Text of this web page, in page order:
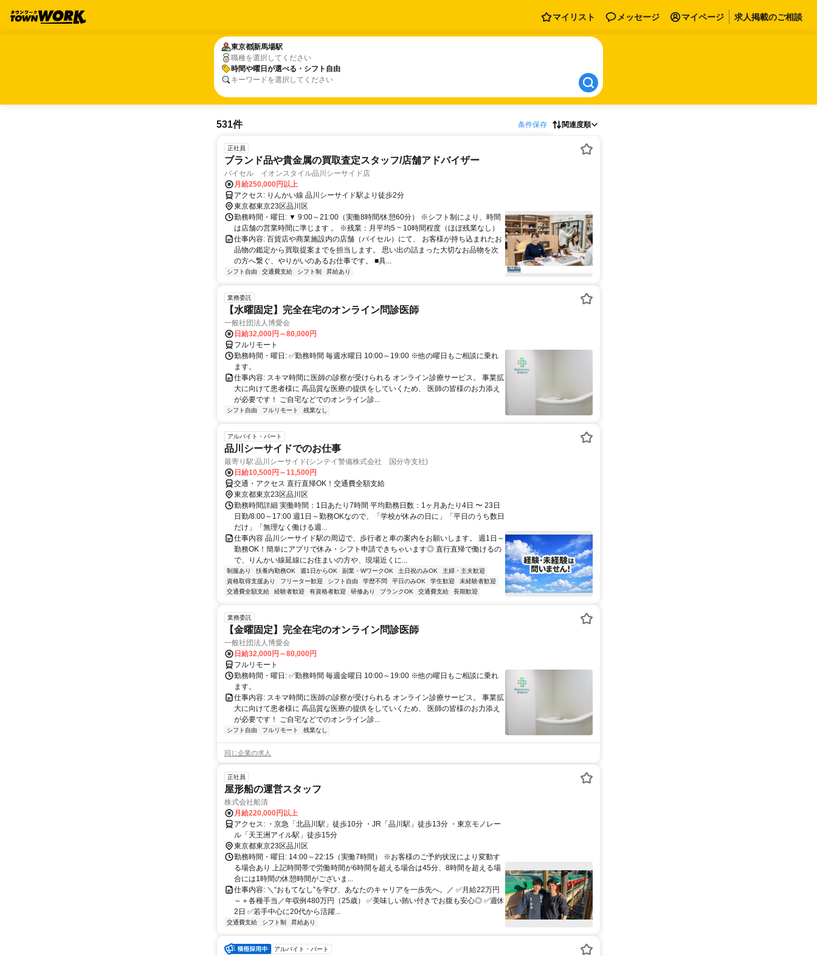
マイリスト メッセージ マイページ 求人掲載のご相談
東京都新馬場駅
職種を選択してください
時間や曜日が選べる・シフト自由
キーワードを選択してください
東京都新馬場駅
時間や曜日が選べる・シフト自由
531件 条件保存 関連度順
正社員
ブランド品や貴金属の買取査定スタッフ/店舗アドバイザー
バイセル イオンスタイル品川シーサイド店
月給250,000円以上
アクセス: りんかい線 品川シーサイド駅より徒歩2分
東京都東京23区品川区
勤務時間・曜日: ▼ 9:00～21:00（実働8時間/休憩60分） ※シフト制により、時間
は店舗の営業時間に準じます 。 ※残業：月平均5 ~ 10時間程度（ほぼ残業なし）
仕事内容: 百貨店や商業施設内の店舗（バイセル）にて、 お客様が持ち込まれたお
品物の鑑定から買取提案までを担当します。 思い出の詰まった大切なお品物を次
の方へ繋ぐ、やりがいのあるお仕事です。 ■具...
シフト自由 交通費支給 シフト制 昇給あり
業務委託
【水曜固定】完全在宅のオンライン問診医師
一般社団法人博愛会
日給32,000円～80,000円
フルリモート
勤務時間・曜日: ✅勤務時間 毎週水曜日 10:00～19:00 ※他の曜日もご相談に乗れ
ます。
仕事内容: スキマ時間に医師の診察が受けられる オンライン診療サービス。 事業拡
大に向けて患者様に 高品質な医療の提供をしていくため、 医師の皆様のお力添え
が必要です！ ご自宅などでのオンライン診...
シフト自由 フルリモート 残業なし
アルバイト・パート
品川シーサイドでのお仕事
最寄り駅:品川シーサイド(シンテイ警備株式会社 国分寺支社)
日給10,500円～11,500円
交通・アクセス 直行直帰OK！交通費全額支給
東京都東京23区品川区
勤務時間詳細 実働時間：1日あたり7時間 平均勤務日数：1ヶ月あたり4日 〜 23日
日勤/8:00～17:00 週1日～勤務OKなので、「学校が休みの日に」「平日のうち数日
だけ」「無理なく働ける週...
仕事内容 品川シーサイド駅の周辺で、歩行者と車の案内をお願いします。 週1日～
勤務OK！簡単にアプリで休み・シフト申請できちゃいます◎ 直行直帰で働けるの
で、りんかい線延線にお住まいの方や、現場近くに...
制服あり 扶養内勤務OK 週1日からOK 副業・WワークOK 土日祝のみOK
主婦・主夫歓迎
資格取得支援あり
フリーター歓迎 シフト自由 学歴不問 平日のみOK 学生歓迎
未経験者歓迎
交通費全額支給
経験者歓迎 有資格者歓迎 研修あり ブランクOK 交通費支給 長期歓迎
業務委託
【金曜固定】完全在宅のオンライン問診医師
一般社団法人博愛会
日給32,000円～80,000円
フルリモート
勤務時間・曜日: ✅勤務時間 毎週金曜日 10:00～19:00 ※他の曜日もご相談に乗れ
ます。
仕事内容: スキマ時間に医師の診察が受けられる オンライン診療サービス。 事業拡
大に向けて患者様に 高品質な医療の提供をしていくため、 医師の皆様のお力添え
が必要です！ ご自宅などでのオンライン診...
シフト自由 フルリモート 残業なし
同じ企業の求人
正社員
屋形船の運営スタッフ
株式会社船清
月給220,000円以上
アクセス: ・京急「北品川駅」徒歩10分 ・JR「品川駅」徒歩13分 ・東京モノレー
ル「天王洲アイル駅」徒歩15分
東京都東京23区品川区
勤務時間・曜日: 14:00～22:15（実働7時間） ※お客様のご予約状況により変動す
る場合あり 上記時間帯で労働時間が6時間を超える場合は45分、8時間を超える場
合には1時間の休憩時間がございま...
仕事内容: ＼“おもてなし”を学び、あなたのキャリアを一歩先へ。／ ✅月給22万円
～＋各種手当／年収例480万円（25歳） ✅美味しい賄い付きでお腹も安心◎ ✅週休
2日 ✅若手中心に20代から活躍...
交通費支給 シフト制 昇給あり
アルバイト・パート